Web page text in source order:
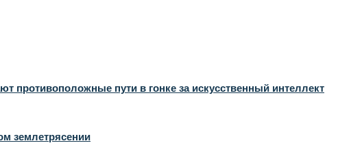
противоположные пути в гонке за искусственный интеллект
землетрясении